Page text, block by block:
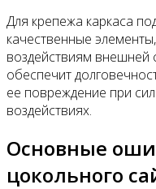
Для крепежа каркаса
качественные
воздействиям внешней
обеспечит
ее повреждение при
воздействиях.
Основные
цокольного